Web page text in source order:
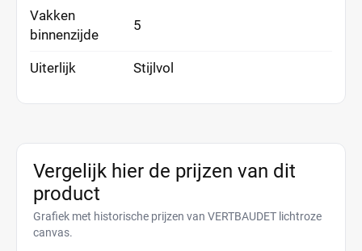
Vakken
binnenzijde
5
Uiterlijk Stijlvol
Vergelijk hier de prijzen van dit
product
Grafiek met historische prijzen van VERTBAUDET lichtroze
canvas.